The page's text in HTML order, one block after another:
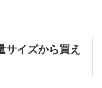
サイズから買え